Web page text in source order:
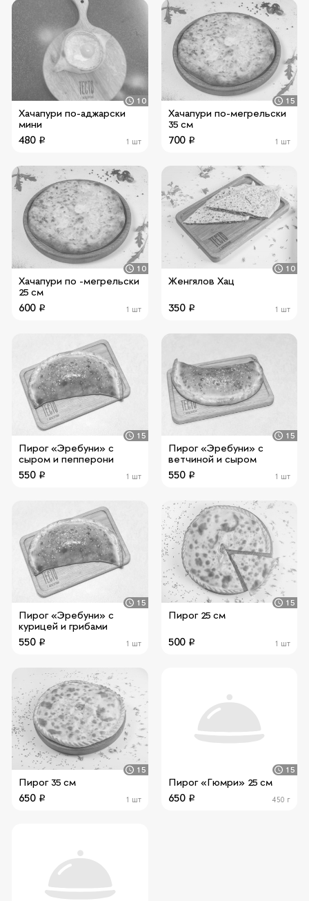
10
Хачапури по-аджарски
мини
480 1 шт
15
Хачапури по-мегрельски
35 см
700 1 шт
10
Хачапури по -мегрельски
25 см
600 1 шт
10
Женгялов Хац
350 1 шт
15
Пирог «Эребуни» с
сыром и пепперони
550 1 шт
15
Пирог «Эребуни» с
ветчиной и сыром
550 1 шт
15
Пирог «Эребуни» с
курицей и грибами
550 1 шт
15
Пирог 25 см
500 1 шт
15
Пирог 35 см
650 1 шт
15
Пирог «Гюмри» 25 см
650 450 г